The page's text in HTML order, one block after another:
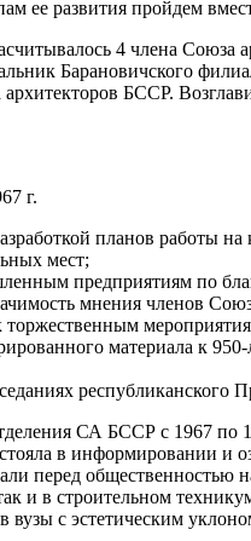
ее развития пройдем
4 члена
Барановичского
БССР.
г.
планов
мест;
предприятиям по
мнения членов
торжественным
материала к
СА БССР с 1967 по
в информировании и
перед общественностью
и в строительном
вузы с эстетическим